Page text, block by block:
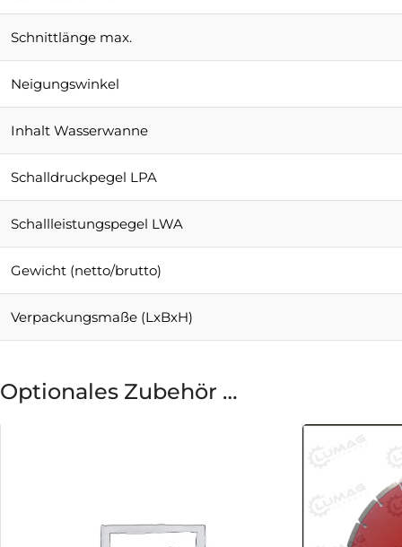
Schnittlänge max.
Neigungswinkel
Inhalt Wasserwanne
Schalldruckpegel LPA
Schallleistungspegel LWA
Gewicht (netto/brutto)
Verpackungsmaße (LxBxH)
Optionales Zubehör …